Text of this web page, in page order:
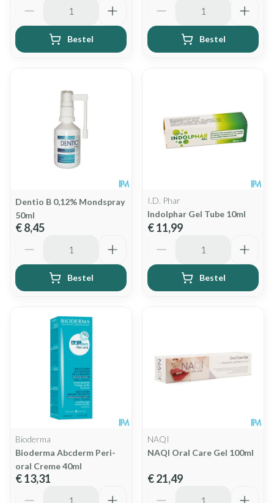
Bestel Bestel
Dentio B 0,12% Mondspray
50ml
€ 8,45
Bestel
I.D. Phar
Indolphar Gel Tube 10ml
€ 11,99
Bestel
Bioderma
Bioderma Abcderm Peri-
oral Creme 40ml
€ 13,31
NAQI
NAQI Oral Care Gel 100ml
€ 21,49